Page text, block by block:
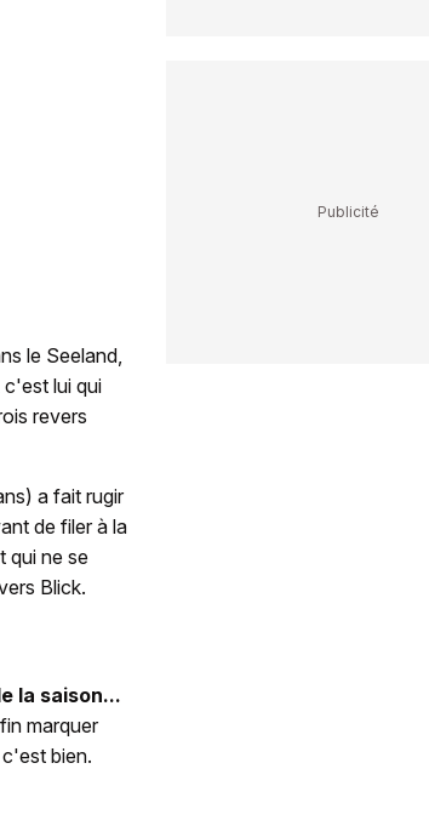
le Seeland,
lui qui
revers
a fait rugir
de filer à la
qui ne se
Blick.
la saison...
marquer
bien.